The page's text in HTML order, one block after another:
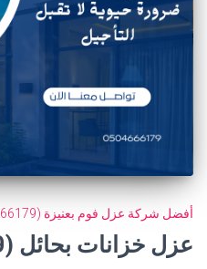
أفضل شركة عزل فوم بعنيزة (0504666179)
عزل خزانات بحائل (0504666179)